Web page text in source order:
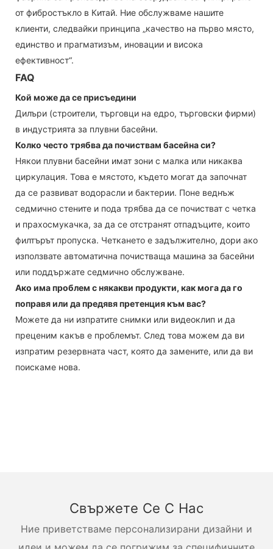
от фибростъкло в Китай. Ние обслужваме нашите
клиенти, следвайки принципа „качество на първо място,
единство и прагматизъм, иновации и висока
ефективност“.
FAQ
Кой може да се присъедини
Дилъри (строители, търговци на едро, търговски фирми)
в индустрията за плувни басейни.
Колко често трябва да почиствам басейна си?
Някои плувни басейни имат зони с малка или никаква
циркулация. Това е мястото, където могат да започнат
да се развиват водорасли и бактерии. Поне веднъж
седмично стените и пода трябва да се почистват с четка
и прахосмукачка, за да се отстранят отпадъците, които
филтърът пропуска. Четкането е задължително, дори ако
използвате автоматична почистваща машина за басейни
или поддържате седмично обслужване.
Ако има проблем с някакви продукти, как мога да го
поправя или да предявя претенция към вас?
Можете да ни изпратите снимки или видеоклип и да
преценим какъв е проблемът. След това можем да ви
изпратим резервната част, която да замените, или да ви
поискаме нова.
Свържете Се С Нас
Ние приветстваме персонализирани дизайни и